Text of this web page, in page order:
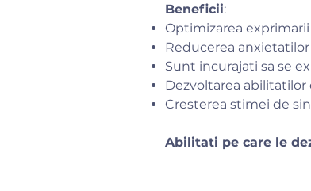
Beneficii:
Optimizarea
Reducerea
Sunt incurajati sa se
Dezvoltarea
Cresterea stimei de
Abilitati pe care le